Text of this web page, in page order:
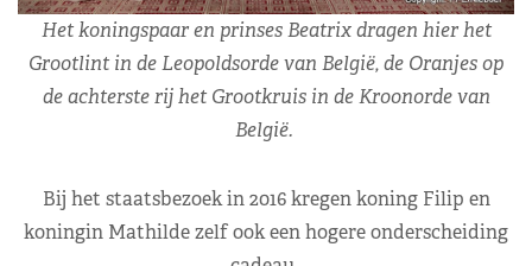
Het koningspaar en prinses Beatrix dragen hier het
Grootlint in de Leopoldsorde van België, de Oranjes op
de achterste rij het Grootkruis in de Kroonorde van
België.
Bij het staatsbezoek in 2016 kregen koning Filip en
koningin Mathilde zelf ook een hogere onderscheiding